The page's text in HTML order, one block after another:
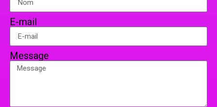
E-mail
Message